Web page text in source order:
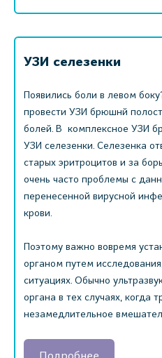
УЗИ селезенки
Появились боли в левом
провести УЗИ брюшнй
болей. В комплексное УЗИ
УЗИ селезенки. Селезенка
старых эритроцитов и за
очень часто проблемы с
перенесенной вирусной
крови.
Поэтому важно вовремя
органом путем
ситуациях. Обычно
органа в тех случаях, когда
незамедлительное